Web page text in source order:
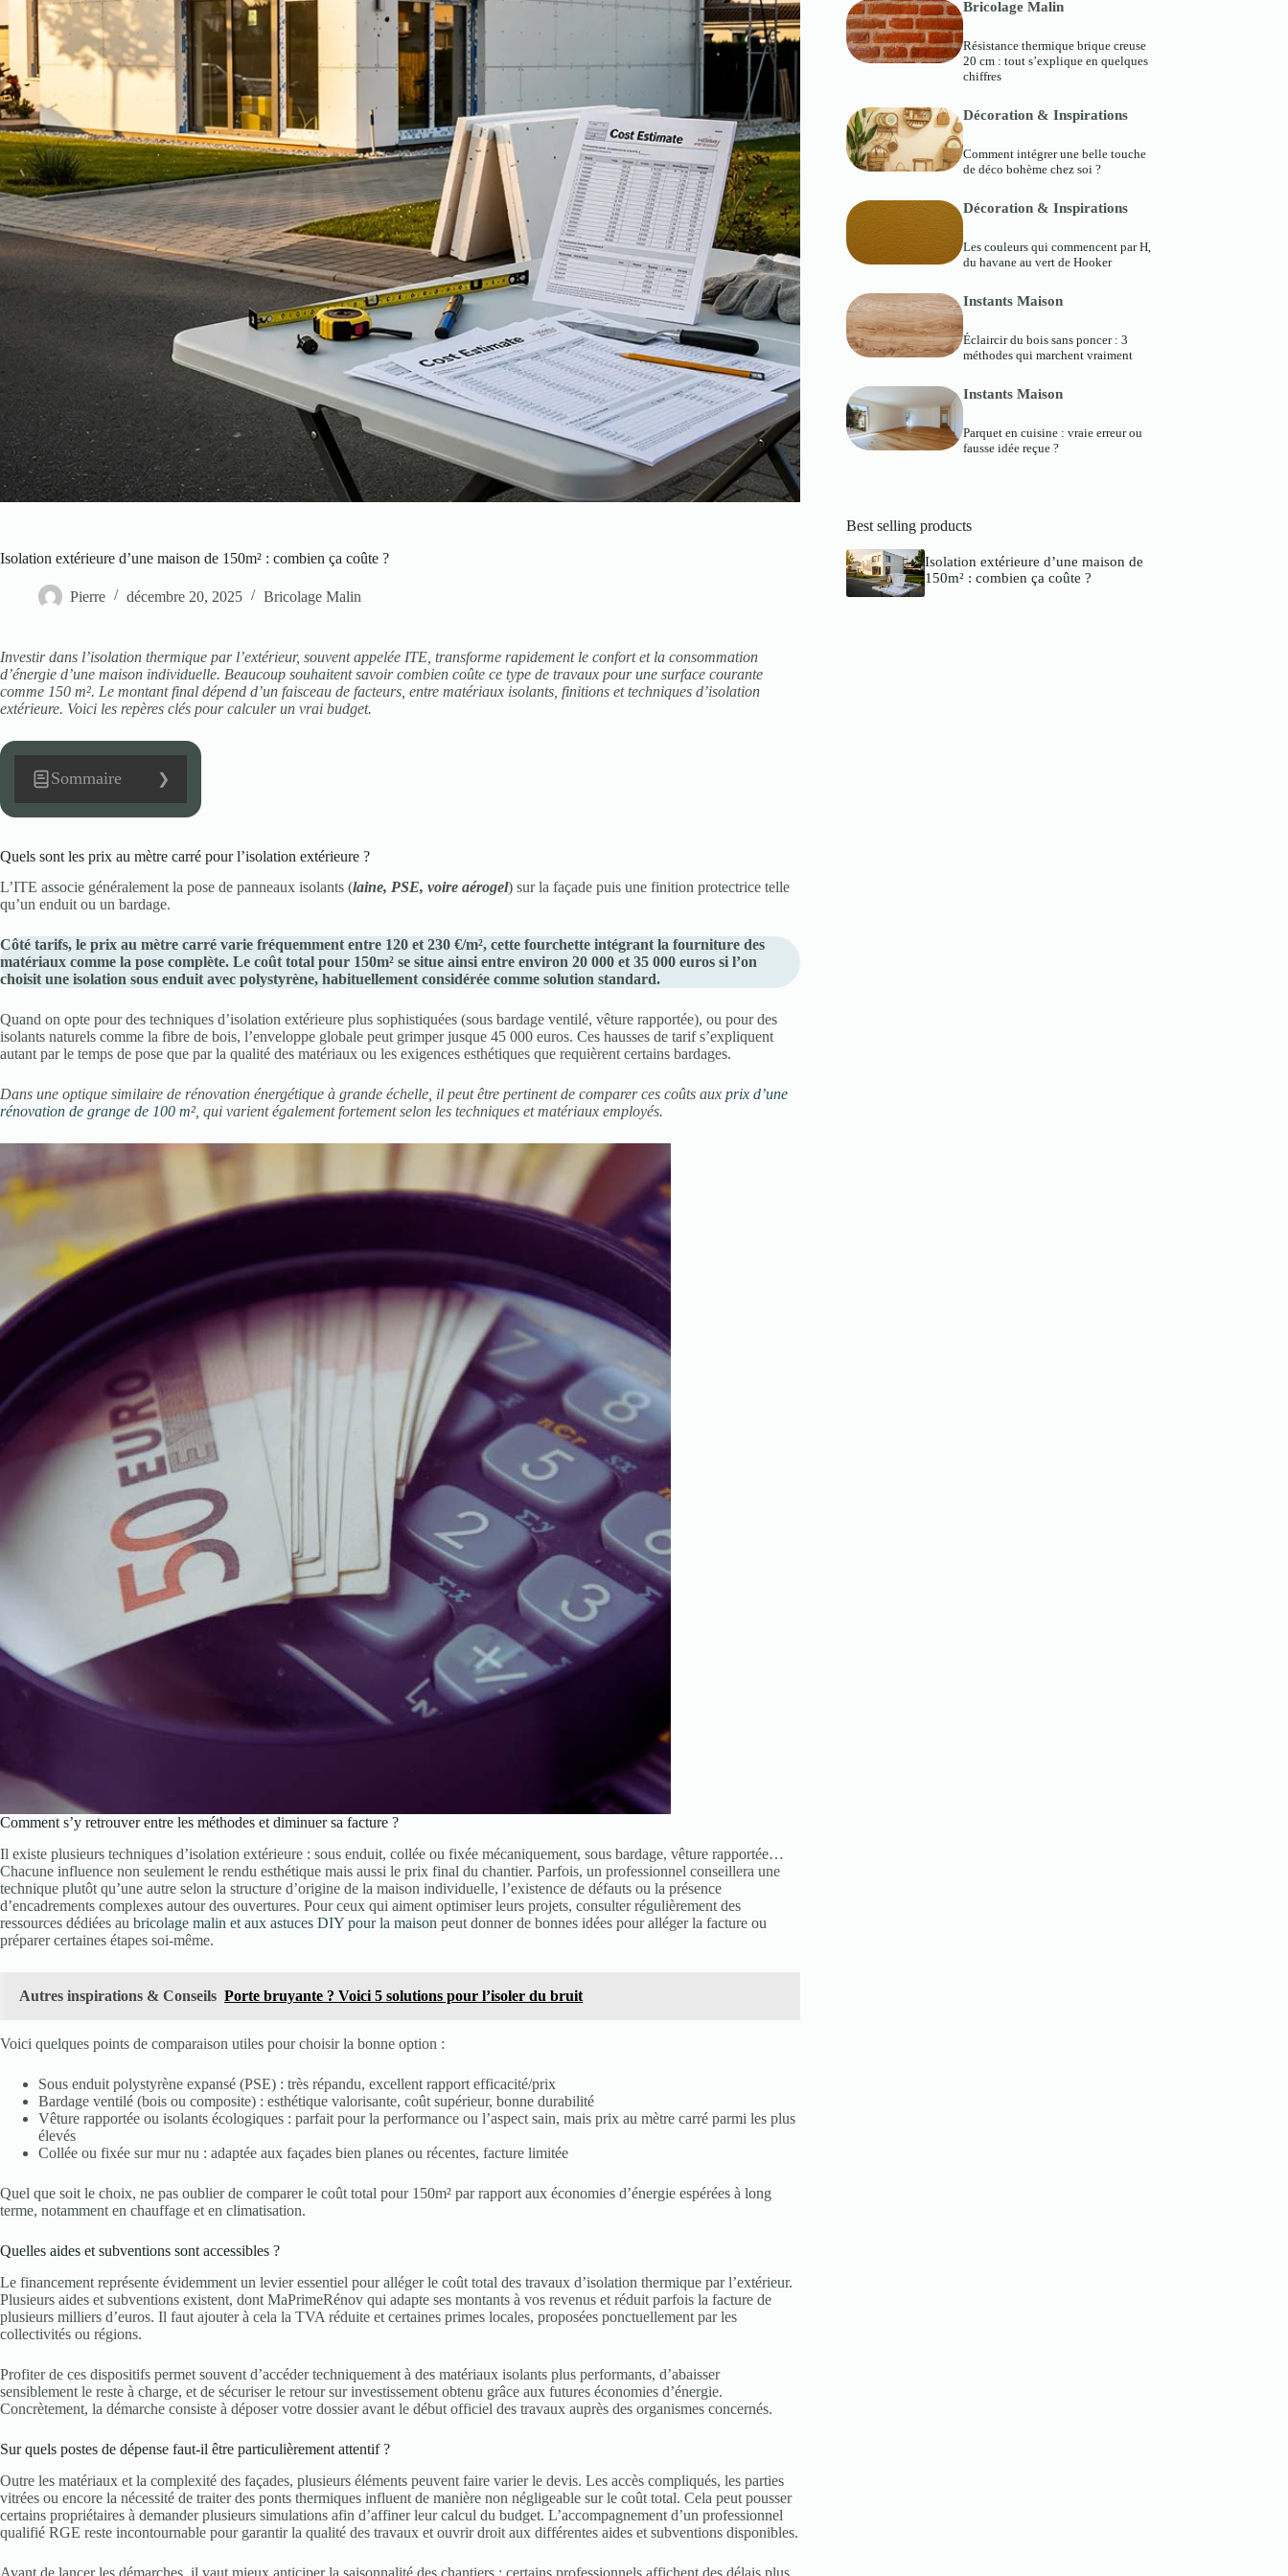
Isolation extérieure d’une maison de 150m² : combien ça coûte ?
Pierre décembre 20, 2025 Bricolage Malin
Investir dans l’isolation thermique par l’extérieur, souvent appelée ITE, transforme rapidement le confort et la consommation
d’énergie d’une maison individuelle. Beaucoup souhaitent savoir combien coûte ce type de travaux pour une surface courante
comme 150 m². Le montant final dépend d’un faisceau de facteurs, entre matériaux isolants, finitions et techniques d’isolation
extérieure. Voici les repères clés pour calculer un vrai budget.
Sommaire
Quels sont les prix au mètre carré pour l’isolation extérieure ?
L’ITE associe généralement la pose de panneaux isolants (laine, PSE, voire aérogel) sur la façade puis une finition protectrice telle
qu’un enduit ou un bardage.
Côté tarifs, le prix au mètre carré varie fréquemment entre 120 et 230 €/m², cette fourchette intégrant la fourniture des
matériaux comme la pose complète. Le coût total pour 150m² se situe ainsi entre environ 20 000 et 35 000 euros si l’on
choisit une isolation sous enduit avec polystyrène, habituellement considérée comme solution standard.
Quand on opte pour des techniques d’isolation extérieure plus sophistiquées (sous bardage ventilé, vêture rapportée), ou pour des
isolants naturels comme la fibre de bois, l’enveloppe globale peut grimper jusque 45 000 euros. Ces hausses de tarif s’expliquent
autant par le temps de pose que par la qualité des matériaux ou les exigences esthétiques que requièrent certains bardages.
Dans une optique similaire de rénovation énergétique à grande échelle, il peut être pertinent de comparer ces coûts aux prix d’une
rénovation de grange de 100 m², qui varient également fortement selon les techniques et matériaux employés.
Comment s’y retrouver entre les méthodes et diminuer sa facture ?
Il existe plusieurs techniques d’isolation extérieure : sous enduit, collée ou fixée mécaniquement, sous bardage, vêture rapportée…
Chacune influence non seulement le rendu esthétique mais aussi le prix final du chantier. Parfois, un professionnel conseillera une
technique plutôt qu’une autre selon la structure d’origine de la maison individuelle, l’existence de défauts ou la présence
d’encadrements complexes autour des ouvertures. Pour ceux qui aiment optimiser leurs projets, consulter régulièrement des
ressources dédiées au bricolage malin et aux astuces DIY pour la maison peut donner de bonnes idées pour alléger la facture ou
préparer certaines étapes soi-même.
Autres inspirations & Conseils Porte bruyante ? Voici 5 solutions pour l’isoler du bruit
Voici quelques points de comparaison utiles pour choisir la bonne option :
Sous enduit polystyrène expansé (PSE) : très répandu, excellent rapport efficacité/prix
Bardage ventilé (bois ou composite) : esthétique valorisante, coût supérieur, bonne durabilité
Vêture rapportée ou isolants écologiques : parfait pour la performance ou l’aspect sain, mais prix au mètre carré parmi les plus
élevés
Collée ou fixée sur mur nu : adaptée aux façades bien planes ou récentes, facture limitée
Quel que soit le choix, ne pas oublier de comparer le coût total pour 150m² par rapport aux économies d’énergie espérées à long
terme, notamment en chauffage et en climatisation.
Quelles aides et subventions sont accessibles ?
Le financement représente évidemment un levier essentiel pour alléger le coût total des travaux d’isolation thermique par l’extérieur.
Plusieurs aides et subventions existent, dont MaPrimeRénov qui adapte ses montants à vos revenus et réduit parfois la facture de
plusieurs milliers d’euros. Il faut ajouter à cela la TVA réduite et certaines primes locales, proposées ponctuellement par les
collectivités ou régions.
Profiter de ces dispositifs permet souvent d’accéder techniquement à des matériaux isolants plus performants, d’abaisser
sensiblement le reste à charge, et de sécuriser le retour sur investissement obtenu grâce aux futures économies d’énergie.
Concrètement, la démarche consiste à déposer votre dossier avant le début officiel des travaux auprès des organismes concernés.
Sur quels postes de dépense faut-il être particulièrement attentif ?
Outre les matériaux et la complexité des façades, plusieurs éléments peuvent faire varier le devis. Les accès compliqués, les parties
vitrées ou encore la nécessité de traiter des ponts thermiques influent de manière non négligeable sur le coût total. Cela peut pousser
certains propriétaires à demander plusieurs simulations afin d’affiner leur calcul du budget. L’accompagnement d’un professionnel
qualifié RGE reste incontournable pour garantir la qualité des travaux et ouvrir droit aux différentes aides et subventions disponibles.
Avant de lancer les démarches, il vaut mieux anticiper la saisonnalité des chantiers : certains professionnels affichent des délais plus
Bricolage Malin
Résistance thermique brique creuse
20 cm : tout s’explique en quelques
chiffres
Décoration & Inspirations
Comment intégrer une belle touche
de déco bohème chez soi ?
Décoration & Inspirations
Les couleurs qui commencent par H,
du havane au vert de Hooker
Instants Maison
Éclaircir du bois sans poncer : 3
méthodes qui marchent vraiment
Instants Maison
Parquet en cuisine : vraie erreur ou
fausse idée reçue ?
Best selling products
Isolation extérieure d’une maison de
150m² : combien ça coûte ?